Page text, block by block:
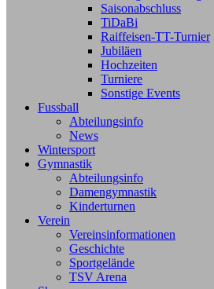
Saisonabschluss
TiDaBi
Raiffeisen-TT-Turnier
Jubiläen
Hochzeiten
Turniere
Sonstige Events
Fussball
Abteilungsinfo
News
Wintersport
Gymnastik
Abteilungsinfo
Damengymnastik
Kinderturnen
Verein
Vereinsinformationen
Geschichte
Sportgelände
TSV Arena